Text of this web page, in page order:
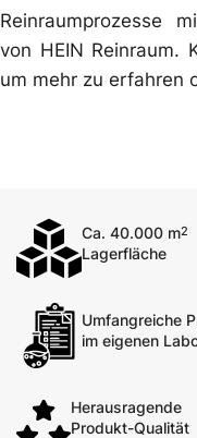
Reinraumprozesse
von HEIN Reinraum.
um mehr zu erfahren
Ca. 40.000 m2
Lagerfläche
Umfangreiche
im eigenen
Herausragende
Produkt-Qualität